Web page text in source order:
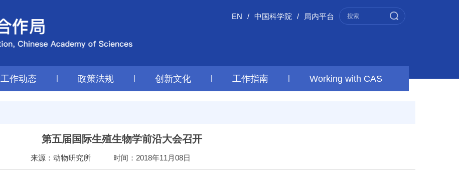
局内平台
/
中国科学院
/
EN
工作动态 | 政策法规 | 创新文化 | 工作指南 | Working with CAS
第五届国际生殖生物学前沿大会召开
来源：动物研究所 时间：2018年11月08日